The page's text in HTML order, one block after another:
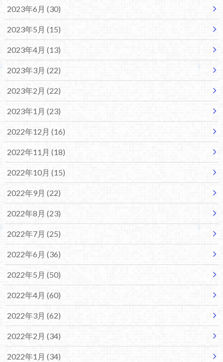
2023年6月 (30)
2023年5月 (15)
2023年4月 (13)
2023年3月 (22)
2023年2月 (22)
2023年1月 (23)
2022年12月 (16)
2022年11月 (18)
2022年10月 (15)
2022年9月 (22)
2022年8月 (23)
2022年7月 (25)
2022年6月 (36)
2022年5月 (50)
2022年4月 (60)
2022年3月 (62)
2022年2月 (34)
2022年1月 (34)